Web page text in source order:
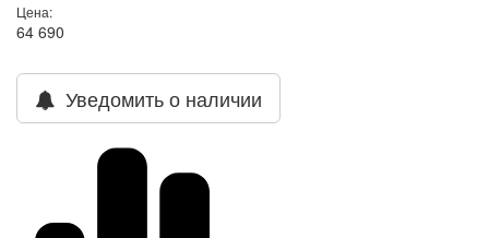
Цена:
64 690
Уведомить о наличии